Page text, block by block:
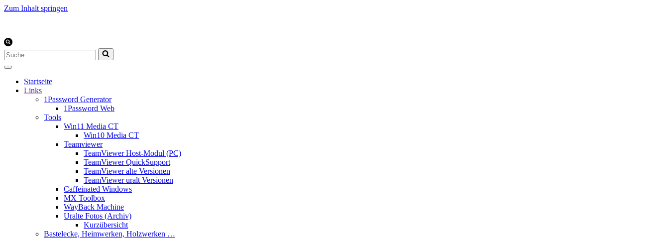
Zum Inhalt springen
Suchen
nach …
Startseite
Links
1Password Generator
1Password Web
Tools
Win11 Media CT
Win10 Media CT
Teamviewer
TeamViewer Host-Modul (PC)
TeamViewer QuickSupport
TeamViewer alte Versionen
TeamViewer uralt Versionen
Caffeinated Windows
MX Toolbox
WayBack Machine
Uralte Fotos (Archiv)
Kurzübersicht
Bastelecke, Heimwerken, Holzwerken …